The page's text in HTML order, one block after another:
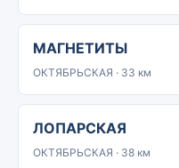
МАГНЕТИТЫ
ОКТЯБРЬСКАЯ · 33 км
ЛОПАРСКАЯ
ОКТЯБРЬСКАЯ · 38 км